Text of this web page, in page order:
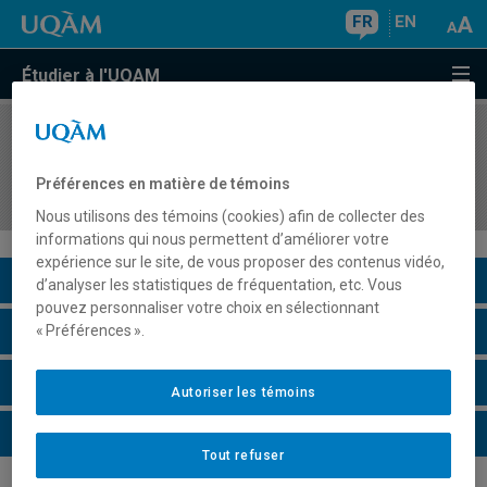
FR EN
Étudier à l'UQAM
COURS//
développement des affaires
Description du cours
Horaire - Été 2026
Horaire - Automne 2026
Horaire - Hiver 2027
Préférences en matière de témoins
Nous utilisons des témoins (cookies) afin de collecter des
informations qui nous permettent d’améliorer votre
expérience sur le site, de vous proposer des contenus vidéo,
d’analyser les statistiques de fréquentation, etc. Vous
pouvez personnaliser votre choix en sélectionnant
« Préférences ».
Tout refuser
Autoriser les témoins